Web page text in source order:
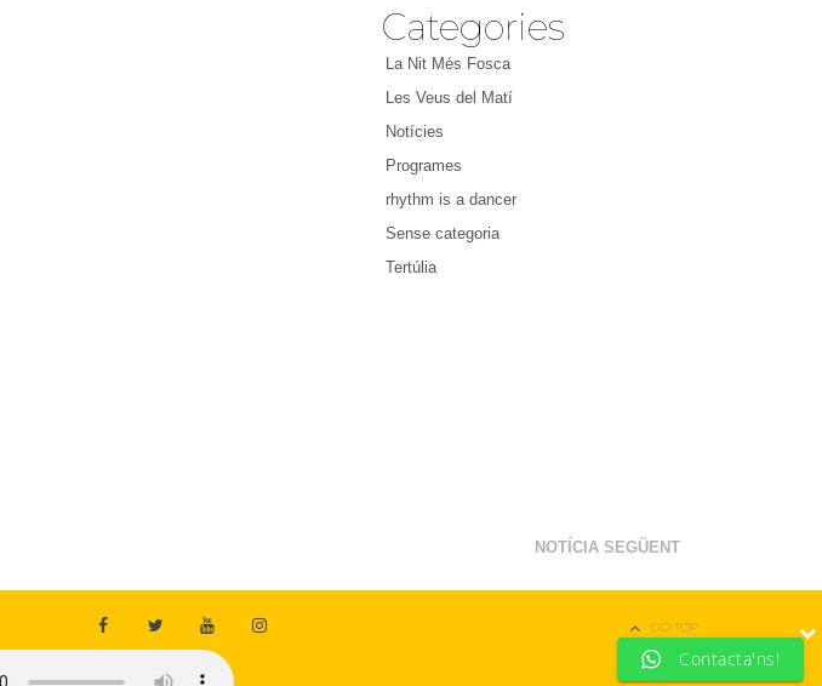
Categories
La Nit Més Fosca
Les Veus del Matí
Notícies
Programes
rhythm is a dancer
Sense categoria
Tertúlia
NOTÍCIA SEGÜENT
GO TOP
Contacta'ns!